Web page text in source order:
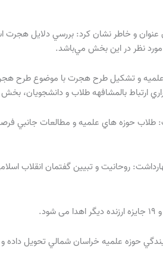
و خاطر نشان كرد: بررسي دلايل هجرت
نظر در اين بخش مي‌باشد.
و تشكيل طرح هجرت با موضوع طرح
بالمشافهه طلاب و دانشجويان، بخش
طلاب حوزه هاي علميه و مطالعات جانبي
روحانيت و تبيين گفتمان انقلاب
حوزه علميه خراسان شمالي تحويل داده